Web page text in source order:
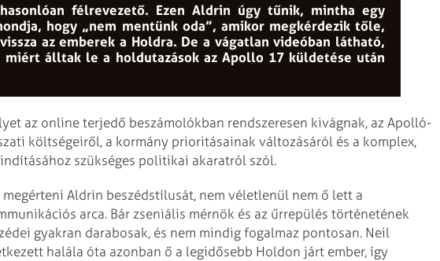
félrevezető. Ezen Aldrin úgy tűnik, mintha egy
hogy „nem mentünk oda”, amikor megkérdezik tőle,
az emberek a Holdra. De a vágatlan videóban látható,
miért álltak le a holdutazások az Apollo 17 küldetése után
az online terjedő beszámolókban rendszeresen kivágnak, az Apolló-
költségeiről, a kormány prioritásainak változásáról és a komplex,
szükséges politikai akaratról szól.
Aldrin beszédstílusát, nem véletlenül nem ő lett a
arca. Bár zseniális mérnök és az űrrepülés történetének
gyakran darabosak, és nem mindig fogalmaz pontosan. Neil
halála óta azonban ő a legidősebb Holdon járt ember, így